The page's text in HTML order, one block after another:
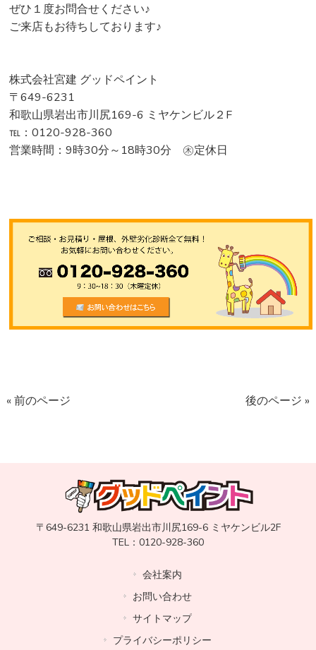
ぜひ１度お問合せください♪
ご来店もお待ちしております♪
株式会社宮建 グッドペイント
〒649-6231
和歌山県岩出市川尻169-6 ミヤケンビル２F
℡：0120-928-360
営業時間：9時30分～18時30分 ㊍定休日
« 前のページ 後のページ »
〒649-6231 和歌山県岩出市川尻169-6 ミヤケンビル2F
TEL：0120-928-360
会社案内
お問い合わせ
サイトマップ
プライバシーポリシー